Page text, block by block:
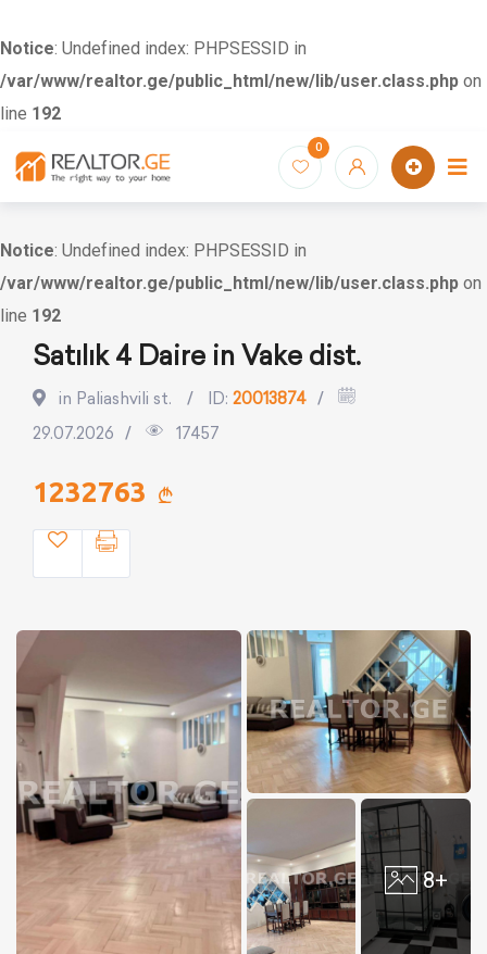
Notice: Undefined index: PHPSESSID in
/var/www/realtor.ge/public_html/new/lib/user.class.php on
line 192
0
Notice: Undefined index: PHPSESSID in
/var/www/realtor.ge/public_html/new/lib/user.class.php on
line 192
Satılık 4 Daire in Vake dist.
in Paliashvili st. ID: 20013874
29.07.2026
17457
1232763
8+